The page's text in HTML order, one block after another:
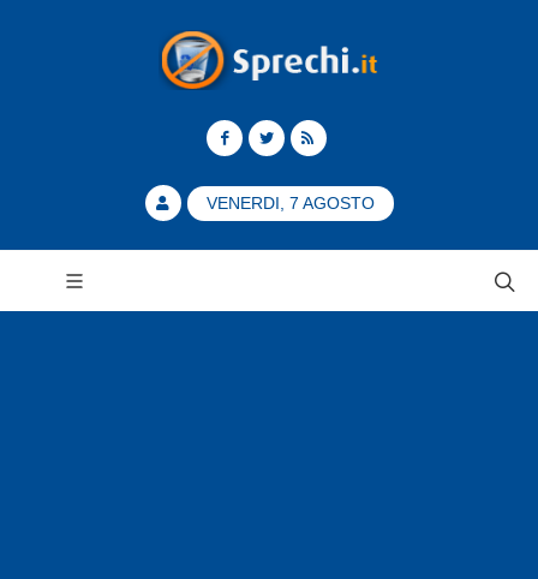
VENERDI, 7 AGOSTO